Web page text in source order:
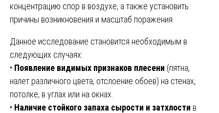
концентрацию спор в воздухе, а также установить
причины возникновения и масштаб поражения.
Данное исследование становится необходимым в
следующих случаях:
• Появление видимых признаков плесени (пятна,
налет различного цвета, отслоение обоев) на стенах,
потолке, в углах или на окнах.
• Наличие стойкого запаха сырости и затхлости в